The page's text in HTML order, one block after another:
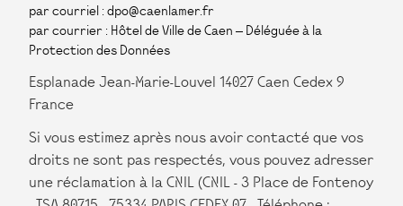
par courriel : dpo@caenlamer.fr
par courrier : Hôtel de Ville de Caen – Déléguée à la
Protection des Données
Esplanade Jean-Marie-Louvel 14027 Caen Cedex 9
France
Si vous estimez après nous avoir contacté que vos
droits ne sont pas respectés, vous pouvez adresser
une réclamation à la CNIL (CNIL - 3 Place de Fontenoy